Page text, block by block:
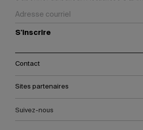
S'inscrire
Contact
Sites partenaires
Suivez-nous